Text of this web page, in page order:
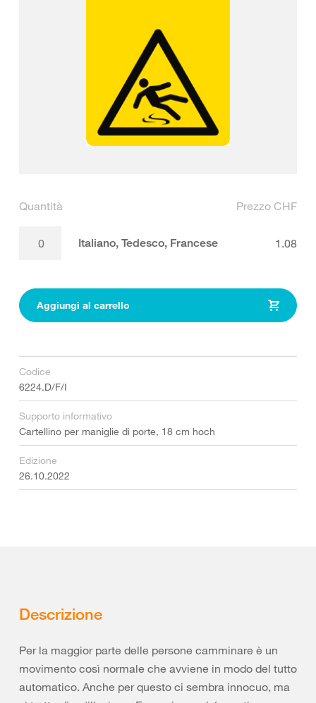
Quantità Prezzo CHF
Italiano, Tedesco, Francese 1.08
Aggiungi al carrello
Codice
6224.D/F/I
Supporto informativo
Cartellino per maniglie di porte, 18 cm hoch
Edizione
26.10.2022
Descrizione
Per la maggior parte delle persone camminare è un
movimento così normale che avviene in modo del tutto
automatico. Anche per questo ci sembra innocuo, ma